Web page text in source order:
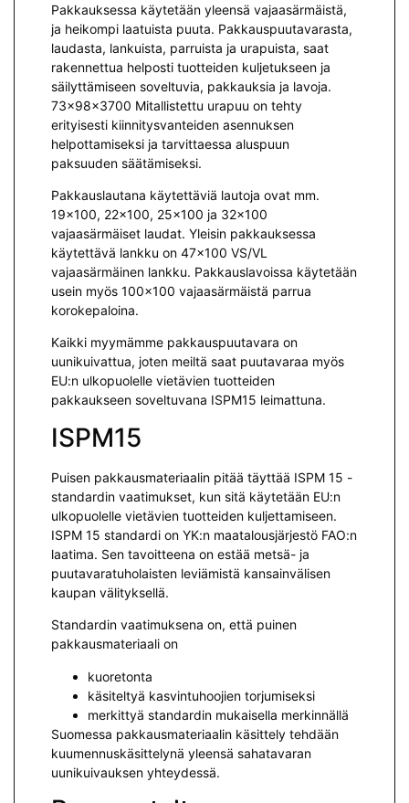
Pakkauksessa käytetään yleensä vajaasärmäistä,
ja heikompi laatuista puuta. Pakkauspuutavarasta,
laudasta, lankuista, parruista ja urapuista, saat
rakennettua helposti tuotteiden kuljetukseen ja
säilyttämiseen soveltuvia, pakkauksia ja lavoja.
73x98x3700 Mitallistettu urapuu on tehty
erityisesti kiinnitysvanteiden asennuksen
helpottamiseksi ja tarvittaessa aluspuun
paksuuden säätämiseksi.
Pakkauslautana käytettäviä lautoja ovat mm.
19×100, 22×100, 25×100 ja 32×100
vajaasärmäiset laudat. Yleisin pakkauksessa
käytettävä lankku on 47×100 VS/VL
vajaasärmäinen lankku. Pakkauslavoissa käytetään
usein myös 100×100 vajaasärmäistä parrua
korokepaloina.
Kaikki myymämme pakkauspuutavara on
uunikuivattua, joten meiltä saat puutavaraa myös
EU:n ulkopuolelle vietävien tuotteiden
pakkaukseen soveltuvana ISPM15 leimattuna.
ISPM15
Puisen pakkausmateriaalin pitää täyttää ISPM 15 -
standardin vaatimukset, kun sitä käytetään EU:n
ulkopuolelle vietävien tuotteiden kuljettamiseen.
ISPM 15 standardi on YK:n maatalousjärjestö FAO:n
laatima. Sen tavoitteena on estää metsä- ja
puutavaratuholaisten leviämistä kansainvälisen
kaupan välityksellä.
Standardin vaatimuksena on, että puinen
pakkausmateriaali on
kuoretonta
käsiteltyä kasvintuhoojien torjumiseksi
merkittyä standardin mukaisella merkinnällä
Suomessa pakkausmateriaalin käsittely tehdään
kuumennuskäsittelynä yleensä sahatavaran
uunikuivauksen yhteydessä.